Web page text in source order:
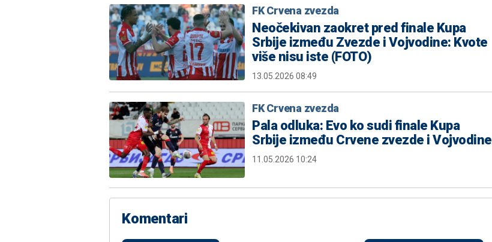
FK Crvena zvezda
Neočekivan zaokret pred finale Kupa
Srbije između Zvezde i Vojvodine: Kvote
više nisu iste (FOTO)
13.05.2026 08:49
FK Crvena zvezda
Pala odluka: Evo ko sudi finale Kupa
Srbije između Crvene zvezde i Vojvodine
11.05.2026 10:24
Komentari